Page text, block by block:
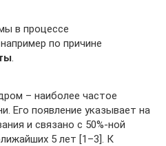
в процессе
по причине
.
– наиболее частое
Его появление указывает на
и связано с 50%-ной
5 лет [1–3]. К